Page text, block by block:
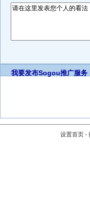
我要发布Sogou推广服务
设置首页 -